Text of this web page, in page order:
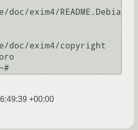
exim4/README.Debia
doc/exim4/copyright
+00:00